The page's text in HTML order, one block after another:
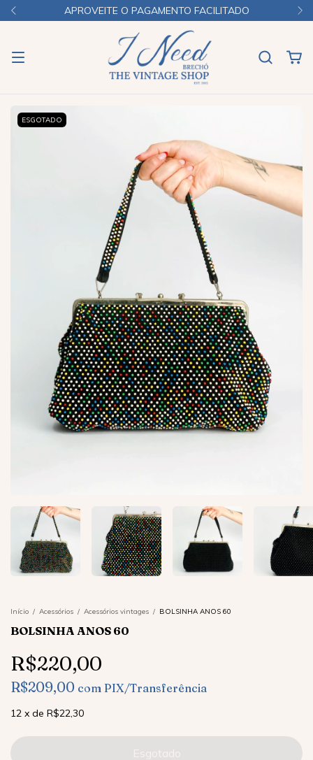
APROVEITE O PAGAMENTO FACILITADO
ESGOTADO
Início / Acessórios / Acessórios vintages / BOLSINHA ANOS 60
BOLSINHA ANOS 60
R$220,00
R$209,00 com PIX/Transferência
12 x de R$22,30